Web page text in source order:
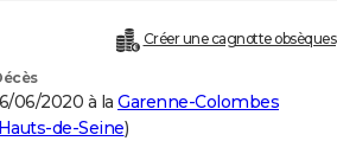
Créer une cagnotte obsèques
06/2020 à la Garenne-Colombes
de-Seine)